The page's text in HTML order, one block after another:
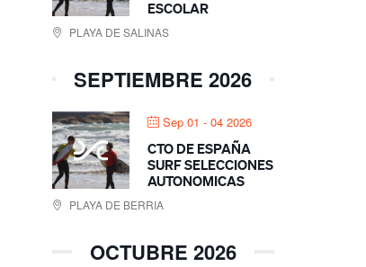
ESCOLAR
PLAYA DE SALINAS
SEPTIEMBRE 2026
Sep 01 - 04 2026
CTO DE ESPAÑA
SURF SELECCIONES
AUTONOMICAS
PLAYA DE BERRIA
OCTUBRE 2026